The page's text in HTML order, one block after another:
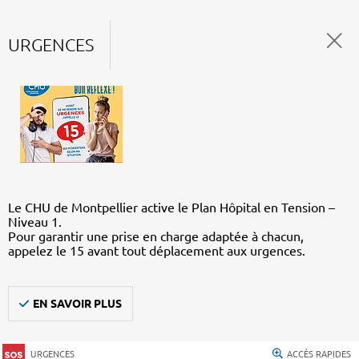
URGENCES
Le CHU de Montpellier active le Plan Hôpital en Tension –
Niveau 1.
Pour garantir une prise en charge adaptée à chacun,
appelez le 15 avant tout déplacement aux urgences.
EN SAVOIR PLUS
URGENCES ACCÈS RAPIDES